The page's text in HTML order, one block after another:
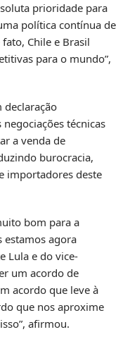
prioridade para
política contínua de
Chile e Brasil
para o mundo”,
declaração
técnicas
a venda de
burocracia,
importadores deste
bom para a
estamos agora
Lula e do vice-
um acordo de
acordo que leve à
que nos aproxime
afirmou.